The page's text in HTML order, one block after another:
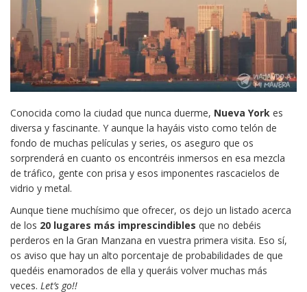
Conocida como la ciudad que nunca duerme, Nueva York es
diversa y fascinante. Y aunque la hayáis visto como telón de
fondo de muchas películas y series, os aseguro que os
sorprenderá en cuanto os encontréis inmersos en esa mezcla
de tráfico, gente con prisa y esos imponentes rascacielos de
vidrio y metal.
Aunque tiene muchísimo que ofrecer, os dejo un listado acerca
de los 20 lugares más imprescindibles que no debéis
perderos en la Gran Manzana en vuestra primera visita. Eso sí,
os aviso que hay un alto porcentaje de probabilidades de que
quedéis enamorados de ella y queráis volver muchas más
veces. Let’s go!!